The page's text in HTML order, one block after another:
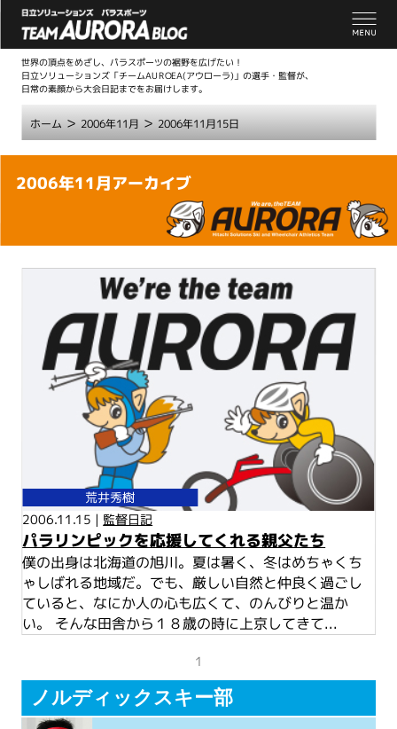
世界の頂点をめざし、パラスポーツの裾野を広げたい！
日立ソリューションズ「チームAUROEA(アウローラ)」の選手・監督が、
日常の素顔から大会日記までをお届けします。
ホーム > 2006年11月 > 2006年11月15日
本
2006年11月アーカイブ
荒井秀樹
2006.11.15 | 監督日記
パラリンピックを応援してくれる親父たち
僕の出身は北海道の旭川。夏は暑く、冬はめちゃくち
ゃしばれる地域だ。でも、厳しい自然と仲良く過ごし
ていると、なにか人の心も広くて、のんびりと温か
い。 そんな田舎から１８歳の時に上京してきて...
1
ノルディックスキー部